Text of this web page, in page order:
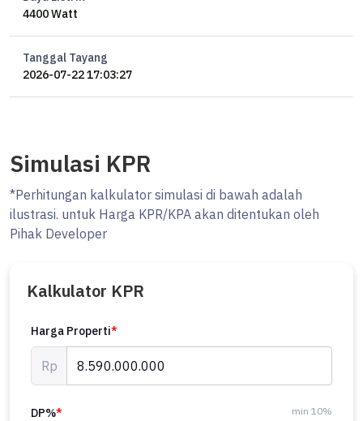
Foyer
Balcony
Rooftop
Service Area
#Ocasa4749
Listed by Ocasa
#dijualrumahdicilandak #dijualrumahcilandak #luxuryhouse
#properticipete #infocipete #kebayoranbaru #kebayoran #cipete
#cilandak #erik #erikocasa #ocasaproperty
#ocasapropertyperfected #ocasa
4400 Watt
Tanggal Tayang
2026-07-22 17:03:27
Simulasi KPR
*Perhitungan kalkulator simulasi di bawah adalah
ilustrasi. untuk Harga KPR/KPA akan ditentukan oleh
Pihak Developer
Kalkulator KPR
Harga Properti*
Rp
DP%* min 10%